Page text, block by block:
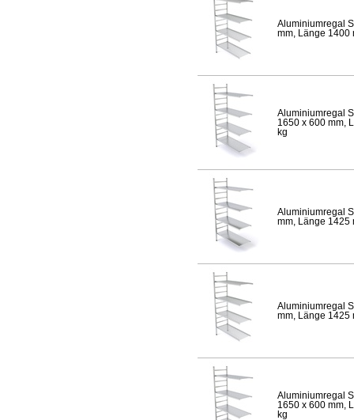
Aluminiumregal
mm, Länge 1400
Aluminiumregal
1650 x 600 mm,
kg
Aluminiumregal
mm, Länge 1425
Aluminiumregal
mm, Länge 1425
Aluminiumregal
1650 x 600 mm,
kg